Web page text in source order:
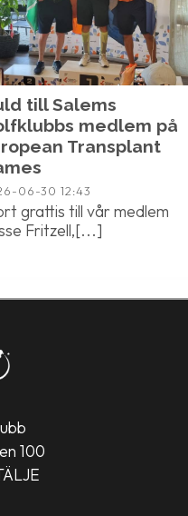
till Salems
medlem på
Transplant
06-30 12:43
grattis till vår medlem
Fritzell,[...]
100